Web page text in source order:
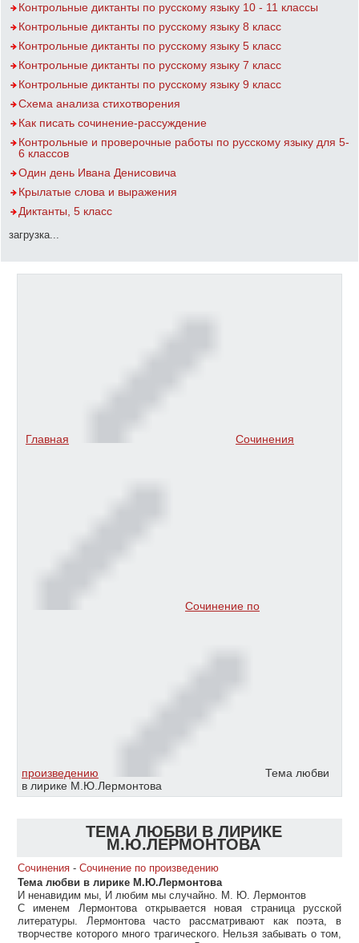
Контрольные диктанты по русскому языку 10 - 11 классы
Контрольные диктанты по русскому языку 8 класс
Контрольные диктанты по русскому языку 5 класс
Контрольные диктанты по русскому языку 7 класс
Контрольные диктанты по русскому языку 9 класс
Схема анализа стихотворения
Как писать сочинение-рассуждение
Контрольные и проверочные работы по русскому языку для 5-
6 классов
Один день Ивана Денисовича
Крылатые слова и выражения
Диктанты, 5 класс
загрузка...
Главная Сочинения
Сочинение по
произведению
Тема любви
в лирике М.Ю.Лермонтова
ТЕМА ЛЮБВИ В ЛИРИКЕ
М.Ю.ЛЕРМОНТОВА
Сочинения - Сочинение по произведению
Тема любви в лирике М.Ю.Лермонтова
И ненавидим мы, И любим мы случайно. М. Ю. Лермонтов
С именем Лермонтова открывается новая страница русской
литературы. Лермонтова часто рассматривают как поэта, в
творчестве которого много трагического. Нельзя забывать о том,